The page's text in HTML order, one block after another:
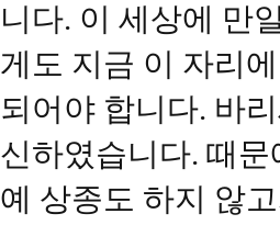
니다. 이 세상에 만
게도 지금 이 자리
되어야 합니다. 바
신하였습니다. 때
예 상종도 하지 않